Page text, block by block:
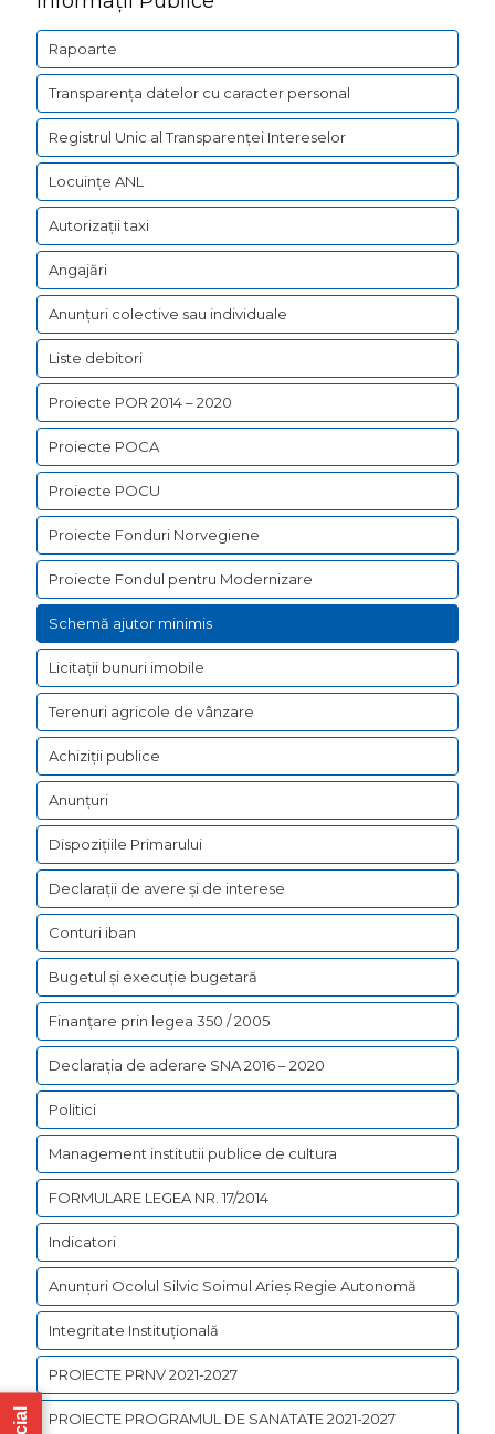
Rapoarte
Transparența datelor cu caracter personal
Registrul Unic al Transparenței Intereselor
Locuințe ANL
Autorizații taxi
Angajări
Anunțuri colective sau individuale
Liste debitori
Proiecte POR 2014 – 2020
Proiecte POCA
Proiecte POCU
Proiecte Fonduri Norvegiene
Proiecte Fondul pentru Modernizare
Schemă ajutor minimis
Licitații bunuri imobile
Terenuri agricole de vânzare
Achiziții publice
Anunțuri
Dispozițiile Primarului
Declarații de avere şi de interese
Conturi iban
Bugetul şi execuţie bugetară
Finanțare prin legea 350 / 2005
Declarația de aderare SNA 2016 – 2020
Politici
Management institutii publice de cultura
FORMULARE LEGEA NR. 17/2014
Indicatori
Anunțuri Ocolul Silvic Soimul Arieș Regie Autonomă
Integritate Instituțională
PROIECTE PRNV 2021-2027
PROIECTE PROGRAMUL DE SANATATE 2021-2027